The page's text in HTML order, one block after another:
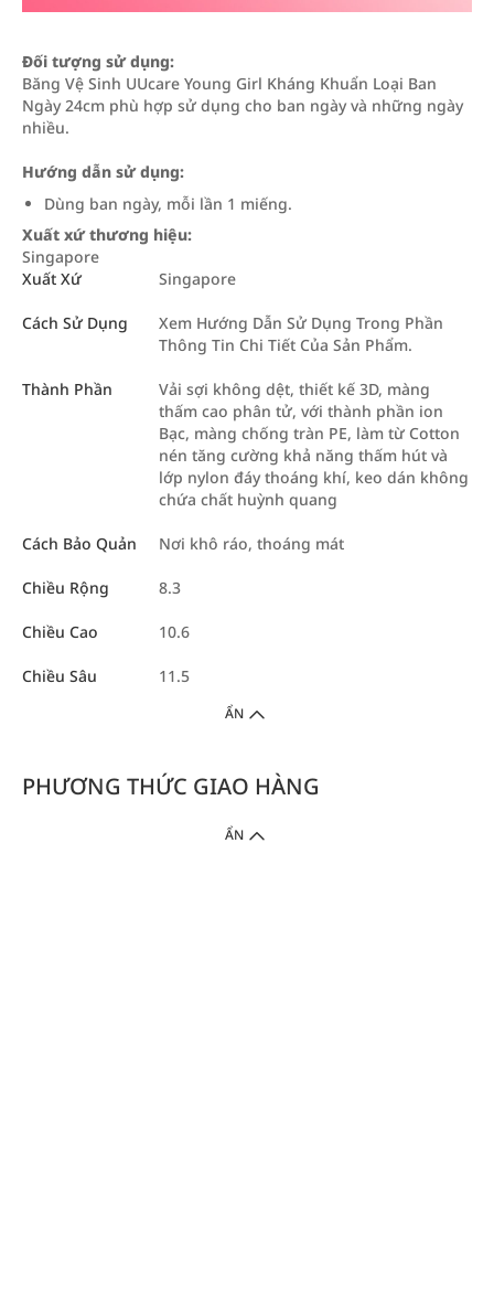
Đối tượng sử dụng:
Băng Vệ Sinh UUcare Young Girl Kháng Khuẩn Loại Ban
Ngày 24cm phù hợp sử dụng cho ban ngày và những ngày
nhiều.
Hướng dẫn sử dụng:
Dùng ban ngày, mỗi lần 1 miếng.
Xuất xứ thương hiệu:
Singapore
Xuất Xứ
Singapore
Cách Sử Dụng
Xem Hướng Dẫn Sử Dụng Trong Phần
Thông Tin Chi Tiết Của Sản Phẩm.
Thành Phần
Vải sợi không dệt, thiết kế 3D, màng
thấm cao phân tử, với thành phần ion
Bạc, màng chống tràn PE, làm từ Cotton
nén tăng cường khả năng thấm hút và
lớp nylon đáy thoáng khí, keo dán không
chứa chất huỳnh quang
Cách Bảo Quản Nơi khô ráo, thoáng mát
Chiều Rộng 8.3
Chiều Cao 10.6
Chiều Sâu 11.5
ẨN
PHƯƠNG THỨC GIAO HÀNG
ẨN